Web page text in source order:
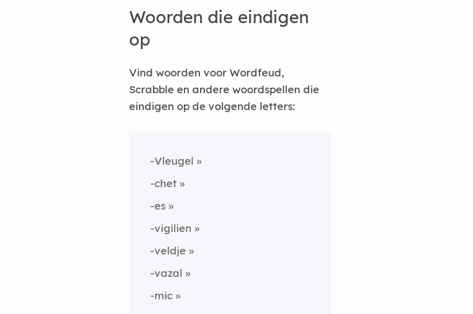
Woorden die eindigen
op
Vind woorden voor Wordfeud,
Scrabble en andere woordspellen die
eindigen op de volgende letters:
-Vleugel
-chet
-es
-vigilien
-veldje
-vazal
-mic